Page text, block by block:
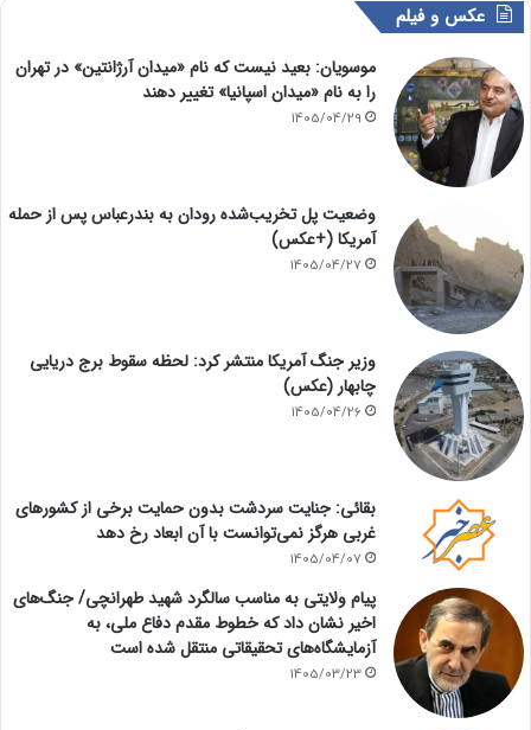
عکس و فیلم
موسویان: بعید نیست که نام «میدان آرژانتین» در تهران
را به نام «میدان اسپانیا» تغییر دهند
1405/04/29
وضعیت پل تخریب‌شده رودان به بندرعباس پس از حمله
آمریکا (+عکس)
1405/04/27
وزیر جنگ آمریکا منتشر کرد: لحظه سقوط برج دریایی
چابهار (عکس)
1405/04/26
بقائی: جنایت سردشت بدون حمایت برخی از کشورهای
غربی هرگز نمی‌توانست با آن ابعاد رخ دهد
1405/04/07
پیام ولایتی به مناسب سالگرد شهید طهرانچی/ جنگ‌های
اخیر نشان داد که خطوط مقدم دفاع ملی، به
آزمایشگاه‌های تحقیقاتی منتقل شده است
1405/03/23